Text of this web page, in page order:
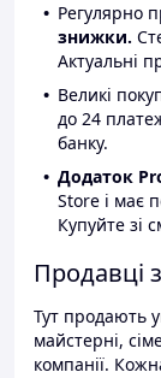
Регулярно
знижки.
Актуальні
Великі
до 24
банку.
Додаток
Store і має
Купуйте зі
Продавці
Тут продають
майстерні,
компанії.